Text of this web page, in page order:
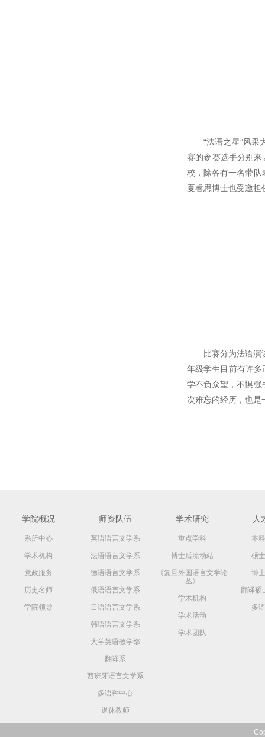
“法语之星”风
赛的参赛选手分别
校，除各有一名带队
夏睿思博士也受邀担
比赛分为法语
年级学生目前有许
学不负众望，不惧强
次难忘的经历，也
学院概况
系所中心
学术机构
党政服务
历史名师
学院领导
师资队伍
英语语言文学系
法语语言文学系
德语语言文学系
俄语语言文学系
日语语言文学系
韩语语言文学系
大学英语教学部
翻译系
西班牙语言文学系
多语种中心
退休教师
学术研究
重点学科
博士后流动站
《复旦外国语言文学论
丛》
学术机构
学术活动
学术团队
人
本
硕
博
翻译硕
多